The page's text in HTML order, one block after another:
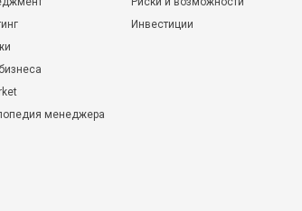
менеджера
Инвестиции